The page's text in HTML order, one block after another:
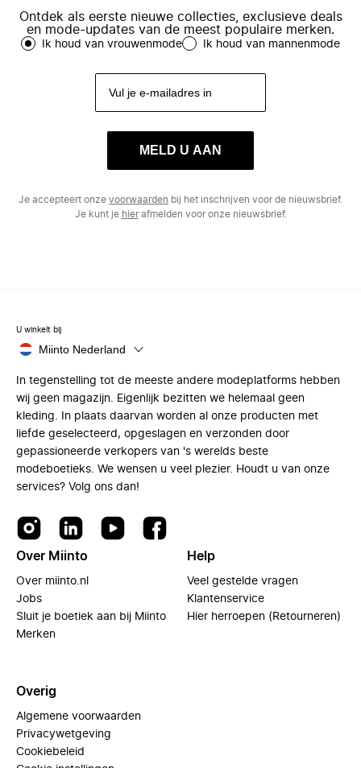
Ontdek als eerste nieuwe collecties, exclusieve deals
en mode-updates van de meest populaire merken.
Ik houd van vrouwenmode Ik houd van mannenmode
MELD U AAN
Je accepteert onze voorwaarden bij het inschrijven voor de nieuwsbrief.
Je kunt je hierafmelden voor onze nieuwsbrief.
U winkelt bij
Miinto Nederland
In tegenstelling tot de meeste andere modeplatforms hebben
wij geen magazijn. Eigenlijk bezitten we helemaal geen
kleding. In plaats daarvan worden al onze producten met
liefde geselecteerd, opgeslagen en verzonden door
gepassioneerde verkopers van 's werelds beste
modeboetieks. We wensen u veel plezier. Houdt u van onze
services? Volg ons dan!
Over Miinto
Over miinto.nl
Jobs
Sluit je boetiek aan bij Miinto
Merken
Help
Veel gestelde vragen
Klantenservice
Hier herroepen (Retourneren)
Overig
Algemene voorwaarden
Privacywetgeving
Cookiebeleid